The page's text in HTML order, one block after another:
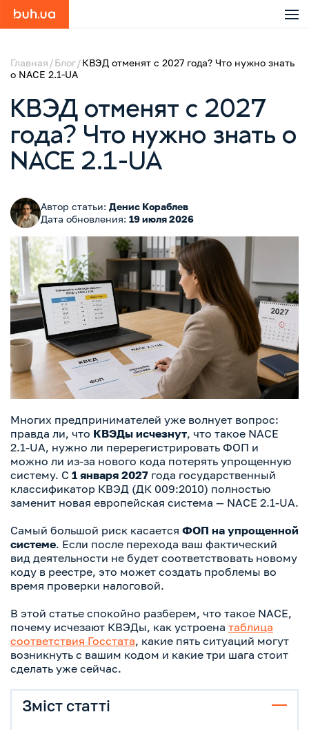
Главная Блог КВЭД отменят с 2027 года? Что нужно знать
о NACE 2.1-UA
КВЭД отменят с 2027
года? Что нужно знать о
NACE 2.1-UA
Автор статьи: Денис Кораблев
Дата обновления: 19 июля 2026
Многих предпринимателей уже волнует вопрос:
правда ли, что КВЭДы исчезнут, что такое NACE
2.1-UA, нужно ли перерегистрировать ФОП и
можно ли из-за нового кода потерять упрощенную
систему. С 1 января 2027 года государственный
классификатор КВЭД (ДК 009:2010) полностью
заменит новая европейская система — NACE 2.1-UA.
Самый большой риск касается ФОП на упрощенной
системе. Если после перехода ваш фактический
вид деятельности не будет соответствовать новому
коду в реестре, это может создать проблемы во
время проверки налоговой.
В этой статье спокойно разберем, что такое NACE,
почему исчезают КВЭДы, как устроена таблица
соответствия Госстата, какие пять ситуаций могут
возникнуть с вашим кодом и какие три шага стоит
сделать уже сейчас.
Зміст статті